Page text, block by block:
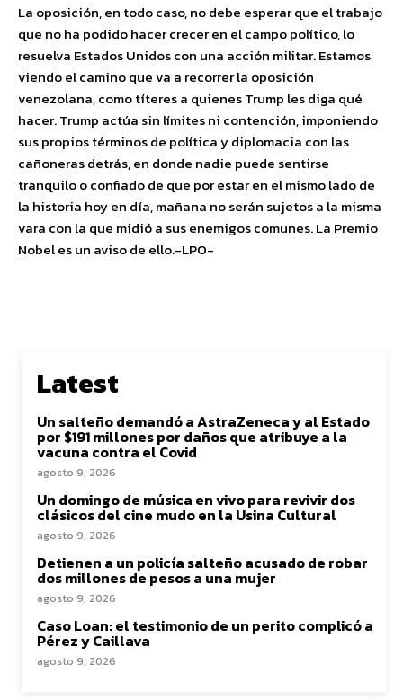
La oposición, en todo caso, no debe esperar que el trabajo
que no ha podido hacer crecer en el campo político, lo
resuelva Estados Unidos con una acción militar. Estamos
viendo el camino que va a recorrer la oposición
venezolana, como títeres a quienes Trump les diga qué
hacer. Trump actúa sin límites ni contención, imponiendo
sus propios términos de política y diplomacia con las
cañoneras detrás, en donde nadie puede sentirse
tranquilo o confiado de que por estar en el mismo lado de
la historia hoy en día, mañana no serán sujetos a la misma
vara con la que midió a sus enemigos comunes. La Premio
Nobel es un aviso de ello.-LPO-
Latest
Un salteño demandó a AstraZeneca y al Estado
por $191 millones por daños que atribuye a la
vacuna contra el Covid
agosto 9, 2026
Un domingo de música en vivo para revivir dos
clásicos del cine mudo en la Usina Cultural
agosto 9, 2026
Detienen a un policía salteño acusado de robar
dos millones de pesos a una mujer
agosto 9, 2026
Caso Loan: el testimonio de un perito complicó a
Pérez y Caillava
agosto 9, 2026